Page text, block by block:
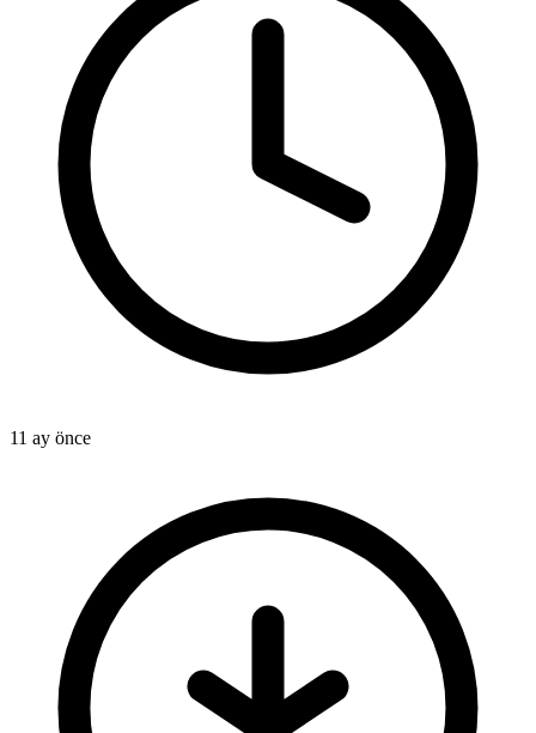
11 ay önce